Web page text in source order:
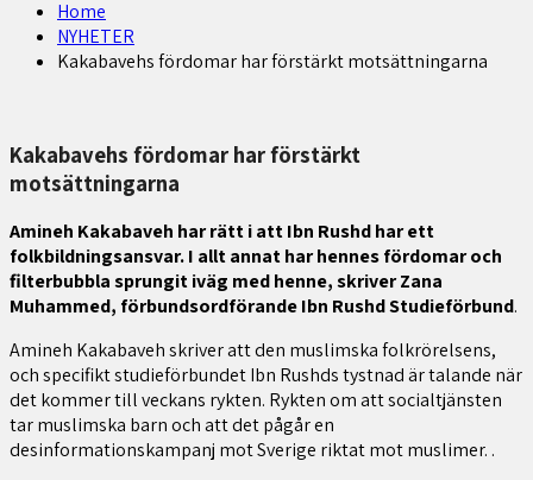
Home
NYHETER
Kakabavehs fördomar har förstärkt motsättningarna
Kakabavehs fördomar har förstärkt
motsättningarna
Amineh Kakabaveh har rätt i att Ibn Rushd har ett
folkbildningsansvar. I allt annat har hennes fördomar och
filterbubbla sprungit iväg med henne, skriver Zana
Muhammed, förbundsordförande Ibn Rushd Studieförbund.
Amineh Kakabaveh skriver att den muslimska folkrörelsens,
och specifikt studieförbundet Ibn Rushds tystnad är talande när
det kommer till veckans rykten. Rykten om att socialtjänsten
tar muslimska barn och att det pågår en
desinformationskampanj mot Sverige riktat mot muslimer. .